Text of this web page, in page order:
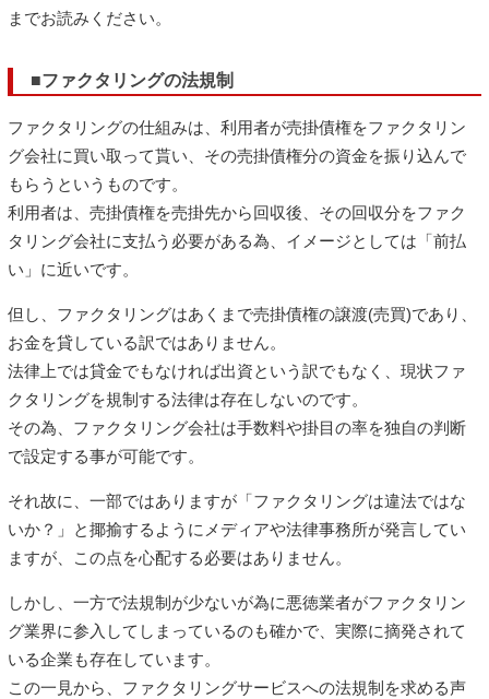
までお読みください。
■ファクタリングの法規制
ファクタリングの仕組みは、利用者が売掛債権をファクタリン
グ会社に買い取って貰い、その売掛債権分の資金を振り込んで
もらうというものです。
利用者は、売掛債権を売掛先から回収後、その回収分をファク
タリング会社に支払う必要がある為、イメージとしては「前払
い」に近いです。
但し、ファクタリングはあくまで売掛債権の譲渡(売買)であり、
お金を貸している訳ではありません。
法律上では貸金でもなければ出資という訳でもなく、現状ファ
クタリングを規制する法律は存在しないのです。
その為、ファクタリング会社は手数料や掛目の率を独自の判断
で設定する事が可能です。
それ故に、一部ではありますが「ファクタリングは違法ではな
いか？」と揶揄するようにメディアや法律事務所が発言してい
ますが、この点を心配する必要はありません。
しかし、一方で法規制が少ないが為に悪徳業者がファクタリン
グ業界に参入してしまっているのも確かで、実際に摘発されて
いる企業も存在しています。
この一見から、ファクタリングサービスへの法規制を求める声